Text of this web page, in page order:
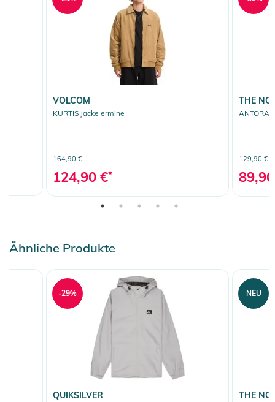
VOLCOM
KURTIS Jacke ermine
164,90 €
124,90 €*
THE
ANTORA
129,90 €
Ähnliche Produkte
QUIKSILVER
-29%
THE
NEU